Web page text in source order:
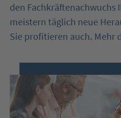
den Fachkräftenachwuchs
meistern täglich neue
Sie profitieren auch. Mehr